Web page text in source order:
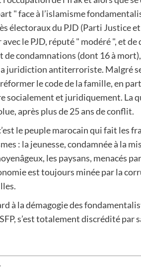
" face à l’islamisme
électoraux du PJD (Parti Justice
le PJD, réputé " modéré ", et
de condamnations (dont 16 à
juridiction antiterroriste. Malgré
le code de la famille, en
socialement et juridiquement. La
après plus de 25 ans de conflit.
le peuple marocain qui fait les
: la jeunesse, condamnée à la
les paysans, menacés
est toujours minée par la
à la démagogie des
s’est totalement discrédité